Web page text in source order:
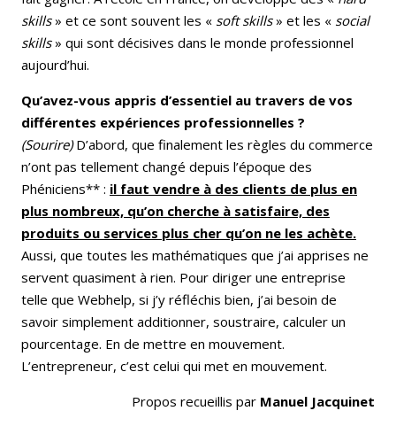
skills» et ce sont souvent les « soft skills» et les « social
skills» qui sont décisives dans le monde professionnel
aujourd’hui.
Qu’avez-vous appris d’essentiel au travers de vos
différentes expériences professionnelles ?
(Sourire)D’abord, que finalement les règles du commerce
n’ont pas tellement changé depuis l’époque des
Phéniciens** : il faut vendre à des clients de plus en
plus nombreux, qu’on cherche à satisfaire, des
produits ou services plus cher qu’on ne les achète.
Aussi, que toutes les mathématiques que j’ai apprises ne
servent quasiment à rien. Pour diriger une entreprise
telle que Webhelp, si j’y réfléchis bien, j’ai besoin de
savoir simplement additionner, soustraire, calculer un
pourcentage. En de mettre en mouvement.
L’entrepreneur, c’est celui qui met en mouvement.
Propos recueillis par Manuel Jacquinet